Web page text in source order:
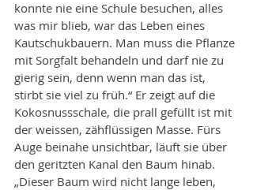
konnte nie eine Schule besuchen, alles
was mir blieb, war das Leben eines
Kautschukbauern. Man muss die Pflanze
mit Sorgfalt behandeln und darf nie zu
gierig sein, denn wenn man das ist,
stirbt sie viel zu früh.“ Er zeigt auf die
Kokosnussschale, die prall gefüllt ist mit
der weissen, zähflüssigen Masse. Fürs
Auge beinahe unsichtbar, läuft sie über
den geritzten Kanal den Baum hinab.
„Dieser Baum wird nicht lange leben,